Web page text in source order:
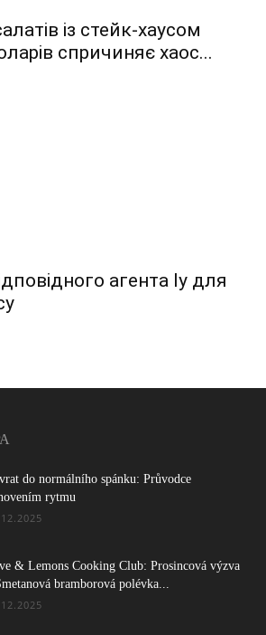
із стейк-хаусом
спричиняє хаос...
агента Іу для
do normálního spánku: Průvodce
rytmu
& Lemons Cooking Club: Prosincová výzva
bramborová polévka...